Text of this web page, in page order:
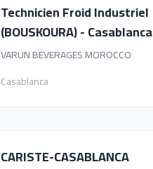
Technicien Froid Industriel
(BOUSKOURA) - Casablanca
VARUN BEVERAGES MOROCCO
Casablanca
CARISTE-CASABLANCA